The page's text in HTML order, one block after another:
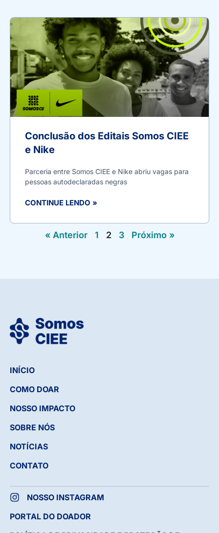
Conclusão dos Editais Somos CIEE
e Nike
Parceria entre Somos CIEE e Nike abriu vagas para
pessoas autodeclaradas negras
CONTINUE LENDO »
« Anterior 1 2 3 Próximo »
INÍCIO
COMO DOAR
NOSSO IMPACTO
SOBRE NÓS
NOTÍCIAS
CONTATO
NOSSO INSTAGRAM
PORTAL DO DOADOR